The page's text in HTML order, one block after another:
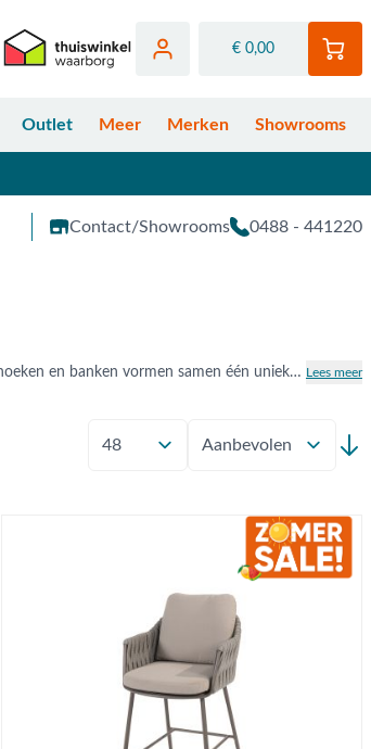
€ 0,00
Outlet Meer Merken Showrooms
Contact/Showrooms 0488 - 441220
Stel zelf dé loungeset van uw dromen samen dankzij de lounge elementen. Diverse elementen zoals hockers, stoelen, hoeken en banken vormen samen één unieke loungeset. De loungeset elementen voor in de tuin zijn van A-Merken zoals Garden Impressions, 4-Seasons Outdoor, Hello Suns en ons eigen merk:Van der Garde Tuinmeubelen premium. De merken hebben elk diverse loungeset elementen van materialen zoals, Rotan, Aluminiu, Wicker, Textileen, RVS en Sunbrella. Wat is uw ideale samenstelling? Lees meer